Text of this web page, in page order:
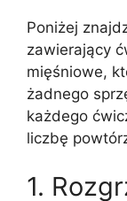
Poniżej
zawierający
mięśniowe,
żadnego
każdego
liczbę
1.